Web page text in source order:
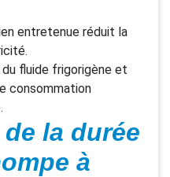
entretenue réduit la
fluide frigorigène et
consommation
la durée
à